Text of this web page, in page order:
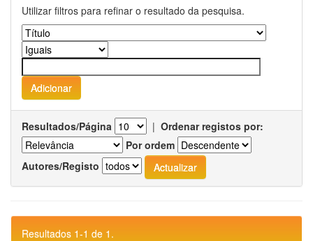
Utilizar filtros para refinar o resultado da pesquisa.
Resultados/Página | Ordenar registos por:
Por ordem
Autores/Registo
Resultados 1-1 de 1.